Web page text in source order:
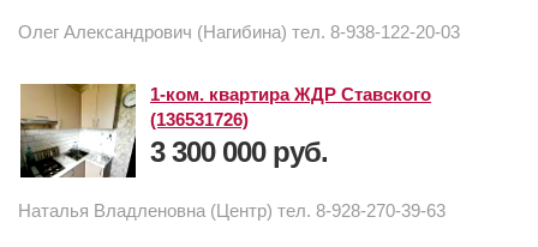
Олег Александрович (Нагибина) тел. 8-938-122-20-03
1-ком. квартира ЖДР Ставского
(136531726)
3 300 000 руб.
Наталья Владленовна (Центр) тел. 8-928-270-39-63